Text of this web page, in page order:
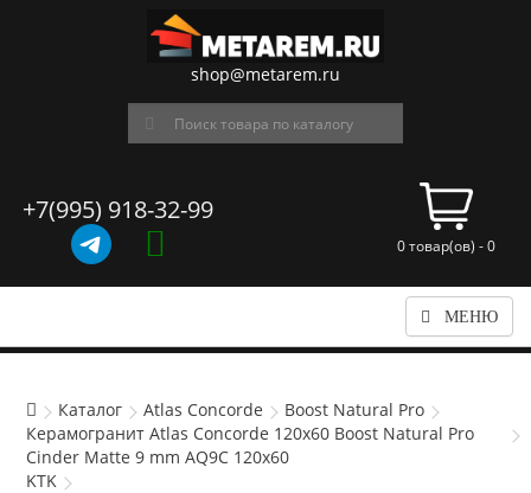
shop@metarem.ru
+7(995) 918-32-99
0 товар(ов) - 0
МЕНЮ
Каталог Atlas Concorde
Boost Natural Pro
Керамогранит Atlas Concorde 120x60 Boost Natural Pro
Cinder Matte 9 mm AQ9C 120x60
KTK